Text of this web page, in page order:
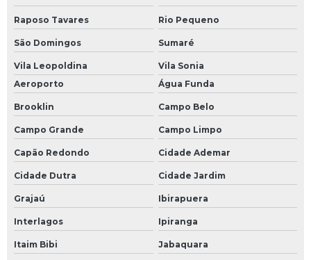
Módulo de entrada clp
Módulo de entrada plc
Módulo de plc
Módulo fieldbus
Monitor industrial touch screen
Placa de i o
Programação de componentes
Programação de controlador de temperatura
Raposo Tavares Rio Pequeno
São Domingos Sumaré
Vila Leopoldina
Vila Sonia
Aeroporto
Água Funda
Brooklin Campo Belo
Campo Grande Campo Limpo
Capão Redondo Cidade Ademar
Cidade Dutra Cidade Jardim
Grajaú Ibirapuera
Interlagos Ipiranga
Itaim Bibi Jabaquara